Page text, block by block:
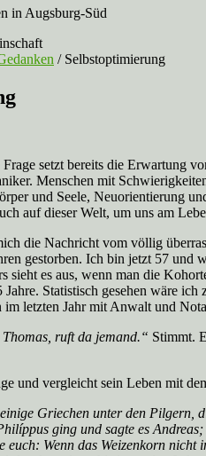
in Augsburg-Süd
/Selbstoptimierung
setzt bereits die Erwartung
Menschen mit
und Seele, Neuorientierung
auf dieser Welt, um uns am
die Nachricht vom völlig
gestorben. Ich bin jetzt 57
sieht es aus, wenn man die
Jahre. Statistisch gesehen wäre
im letzten Jahr mit Anwalt und
Thomas, ruft da jemand.“ Stimmt.
und vergleicht sein Leben mit
einige Griechen unter den
ging und sagte es
euch: Wenn das Weizenkorn